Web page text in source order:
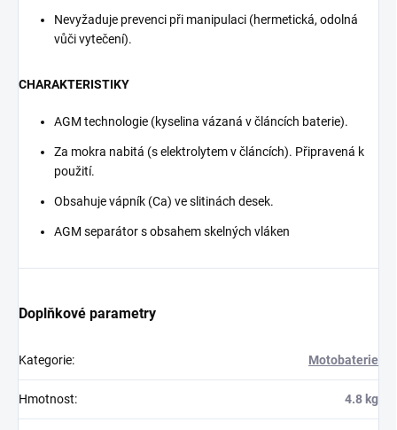
Nevyžaduje prevenci při manipulaci (hermetická, odolná
vůči vytečení).
CHARAKTERISTIKY
AGM technologie (kyselina vázaná v článcích baterie).
Za mokra nabitá (s elektrolytem v článcích). Připravená k
použití.
Obsahuje vápník (Ca) ve slitinách desek.
AGM separátor s obsahem skelných vláken
Doplňkové parametry
Kategorie: Motobaterie
Hmotnost: 4.8 kg